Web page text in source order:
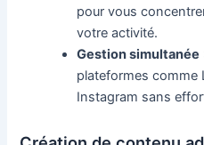
pour vous
votre activité.
Gestion simultanée
plateformes comme
Instagram sans